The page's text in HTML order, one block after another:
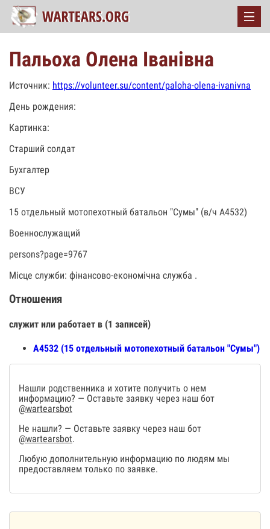
Пальоха Олена Іванівна
Источник: https://volunteer.su/content/paloha-olena-ivanivna
День рождения:
Картинка:
Старший солдат
Бухгалтер
ВСУ
15 отдельный мотопехотный батальон "Сумы" (в/ч А4532)
Военнослужащий
persons?page=9767
Місце служби: фінансово-економічна служба .
Отношения
служит или работает в (1 записей)
А4532 (15 отдельный мотопехотный батальон "Сумы")
Нашли родственника и хотите получить о нем
информацию? — Оставьте заявку через наш бот
@wartearsbot
Не нашли? — Оставьте заявку через наш бот
@wartearsbot.
Любую дополнительную информацию по людям мы
предоставляем только по заявке.